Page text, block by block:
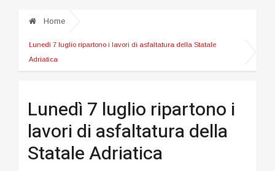
Home
Lunedì 7 luglio ripartono i lavori di asfaltatura della Statale
Adriatica
Lunedì 7 luglio ripartono i
lavori di asfaltatura della
Statale Adriatica